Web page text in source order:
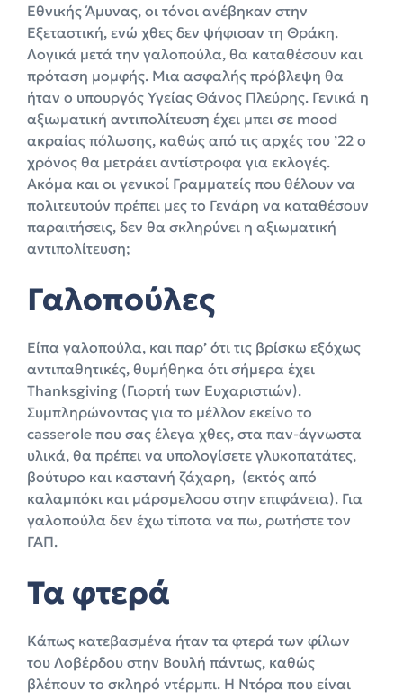
Εθνικής Άμυνας, οι τόνοι ανέβηκαν στην
Εξεταστική, ενώ χθες δεν ψήφισαν τη Θράκη.
Λογικά μετά την γαλοπούλα, θα καταθέσουν και
πρόταση μομφής. Μια ασφαλής πρόβλεψη θα
ήταν ο υπουργός Υγείας Θάνος Πλεύρης. Γενικά η
αξιωματική αντιπολίτευση έχει μπει σε mood
ακραίας πόλωσης, καθώς από τις αρχές του ’22 ο
χρόνος θα μετράει αντίστροφα για εκλογές.
Ακόμα και οι γενικοί Γραμματείς που θέλουν να
πολιτευτούν πρέπει μες το Γενάρη να καταθέσουν
παραιτήσεις, δεν θα σκληρύνει η αξιωματική
αντιπολίτευση;
Γαλοπούλες
Είπα γαλοπούλα, και παρ’ ότι τις βρίσκω εξόχως
αντιπαθητικές, θυμήθηκα ότι σήμερα έχει
Thanksgiving (Γιορτή των Ευχαριστιών).
Συμπληρώνοντας για το μέλλον εκείνο το
casserole που σας έλεγα χθες, στα παν-άγνωστα
υλικά, θα πρέπει να υπολογίσετε γλυκοπατάτες,
βούτυρο και καστανή ζάχαρη, (εκτός από
καλαμπόκι και μάρσμελοου στην επιφάνεια). Για
γαλοπούλα δεν έχω τίποτα να πω, ρωτήστε τον
ΓΑΠ.
Τα φτερά
Κάπως κατεβασμένα ήταν τα φτερά των φίλων
του Λοβέρδου στην Βουλή πάντως, καθώς
βλέπουν το σκληρό ντέρμπι. Η Ντόρα που είναι